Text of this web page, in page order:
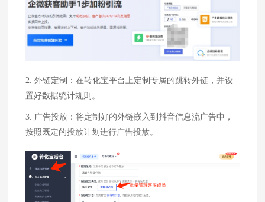
2. 外链定制：在转化宝平台上定制专属的跳转外链，并设
置好数据统计规则。
3. 广告投放：将定制好的外链嵌入到抖音信息流广告中，
按照既定的投放计划进行广告投放。